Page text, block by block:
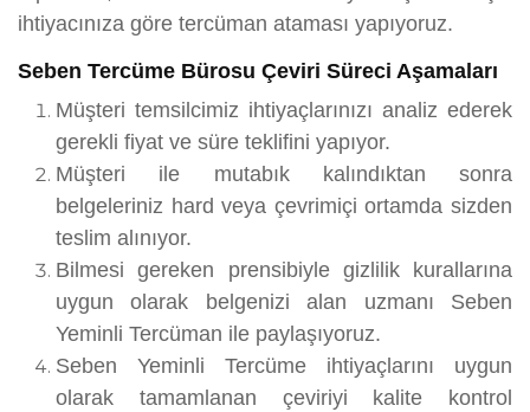
ihtiyacınıza göre tercüman ataması yapıyoruz.
Seben Tercüme Bürosu Çeviri Süreci Aşamaları
Müşteri temsilcimiz ihtiyaçlarınızı analiz ederek
gerekli fiyat ve süre teklifini yapıyor.
Müşteri ile mutabık kalındıktan sonra
belgeleriniz hard veya çevrimiçi ortamda sizden
teslim alınıyor.
Bilmesi gereken prensibiyle gizlilik kurallarına
uygun olarak belgenizi alan uzmanı Seben
Yeminli Tercüman ile paylaşıyoruz.
Seben Yeminli Tercüme ihtiyaçlarını uygun
olarak tamamlanan çeviriyi kalite kontrol